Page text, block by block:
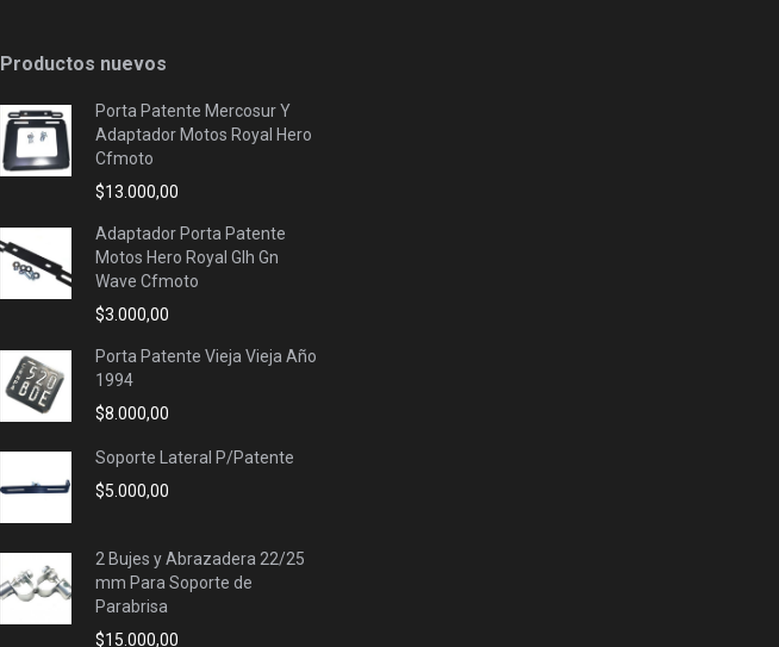
Productos nuevos
Porta Patente Mercosur Y
Adaptador Motos Royal Hero
Cfmoto
$13.000,00
Adaptador Porta Patente
Motos Hero Royal Glh Gn
Wave Cfmoto
$3.000,00
Porta Patente Vieja Vieja Año
1994
$8.000,00
Soporte Lateral P/Patente
$5.000,00
2 Bujes y Abrazadera 22/25
mm Para Soporte de
Parabrisa
$15.000,00